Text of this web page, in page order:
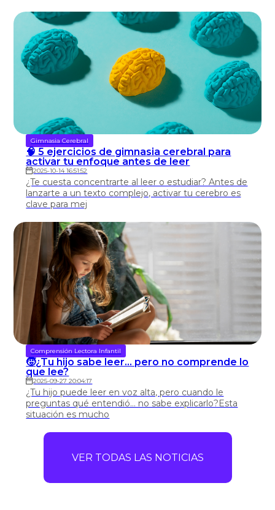
Gimnasia Cerebral
🧠 5 ejercicios de gimnasia cerebral para
activar tu enfoque antes de leer
2025-10-14 16:51:52
¿Te cuesta concentrarte al leer o estudiar? Antes de
lanzarte a un texto complejo, activar tu cerebro es
clave para mej
Comprensión Lectora Infantil
🧒¿Tu hijo sabe leer… pero no comprende lo
que lee?
2025-09-27 20:04:17
¿Tu hijo puede leer en voz alta, pero cuando le
preguntas qué entendió… no sabe explicarlo?Esta
situación es mucho
VER TODAS LAS NOTICIAS